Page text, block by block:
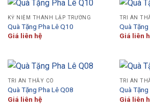
KỶ NIỆM THÀNH LẬP TRƯỜNG
Quà Tặng Pha Lê Q10
Giá liên hệ
TRI ÂN
Quà
Giá liên
TRI ÂN THẦY CÔ
Quà Tặng Pha Lê Q08
Giá liên hệ
TRI ÂN
Quà
Giá liên